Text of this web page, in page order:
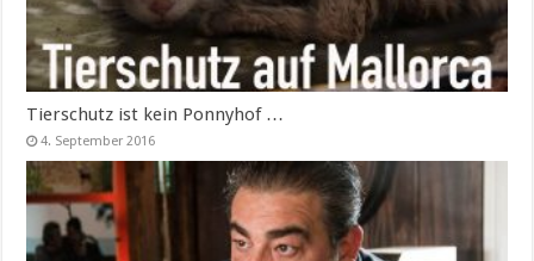
Tierschutz ist kein Ponnyhof …
4. September 2016